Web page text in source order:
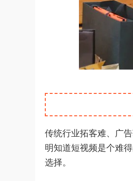
传统行业拓客难、广
明知道短视频是个难
选择。